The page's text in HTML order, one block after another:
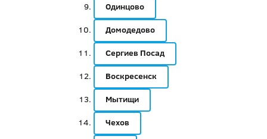
Одинцово
Домодедово
Сергиев Посад
Воскресенск
Мытищи
Чехов